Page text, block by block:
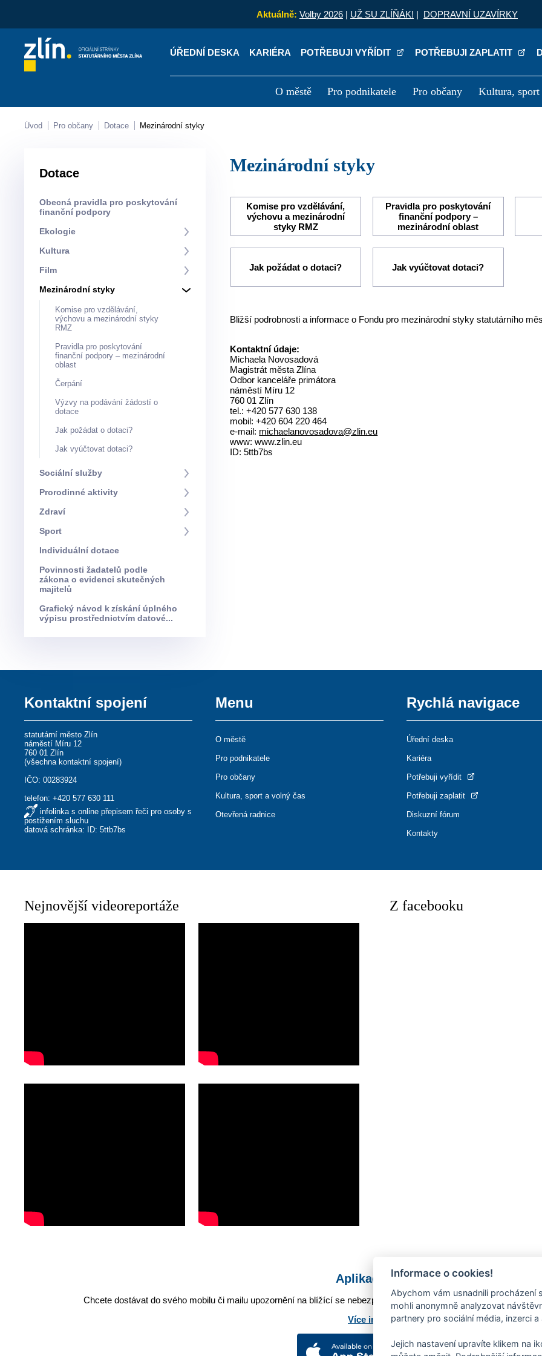
Aktuálně: Volby 2026 | UŽ SU ZLÍŇÁK! | DOPRAVNÍ UZAVÍRKY
ÚŘEDNÍ DESKA KARIÉRA POTŘEBUJI VYŘÍDIT POTŘEBUJI ZAPLATIT
O městě Pro podnikatele Pro občany Kultura, sport
Kontakty
Úvod Pro občany Dotace Mezinárodní styky
Dotace
Obecná pravidla pro poskytování
finanční podpory
Ekologie
Kultura
Film
Mezinárodní styky
Komise pro vzdělávání,
výchovu a mezinárodní styky
RMZ
Pravidla pro poskytování
finanční podpory – mezinárodní
oblast
Čerpání
Výzvy na podávání žádostí o
dotace
Jak požádat o dotaci?
Jak vyúčtovat dotaci?
Sociální služby
Prorodinné aktivity
Zdraví
Sport
Individuální dotace
Povinnosti žadatelů podle
zákona o evidenci skutečných
majitelů
Grafický návod k získání úplného
výpisu prostřednictvím datové...
Mezinárodní styky
Komise pro vzdělávání,
výchovu a mezinárodní
styky RMZ
Pravidla pro poskytování
finanční podpory –
mezinárodní oblast
Jak požádat o dotaci? Jak vyúčtovat dotaci?
Bližší podrobnosti a informace o Fondu pro mezinárodní styky statutárního
Kontaktní údaje:
Michaela Novosadová
Magistrát města Zlína
Odbor kanceláře primátora
náměstí Míru 12
760 01 Zlín
tel.: +420 577 630 138
mobil: +420 604 220 464
e-mail: michaelanovosadova@zlin.eu
www: www.zlin.eu
ID: 5ttb7bs
Kontaktní spojení
statutární město Zlín
náměstí Míru 12
760 01 Zlín
(všechna kontaktní spojení)
IČO: 00283924
telefon:+420 577 630 111
infolinka s online přepisem řeči pro osoby s
postižením sluchu
datová schránka: ID: 5ttb7bs
Menu
O městě
Pro podnikatele
Pro občany
Kultura, sport a volný čas
Otevřená radnice
Rychlá navigace
Úřední deska
Kariéra
Potřebuji vyřídit
Potřebuji zaplatit
Diskuzní fórum
Kontakty
Nejnovější videoreportáže Z facebooku
Aplikace Mobilní rozhlas
Chcete dostávat do svého mobilu či mailu upozornění na blížící se nebezpečí, odstávky, poruchy a výpadky
Více informací o aplikaci
Informace o cookies!
Abychom vám usnadnili procházení
mohli anonymně analyzovat
partnery pro sociální média, inzerci a
Jejich nastavení upravíte klikem na